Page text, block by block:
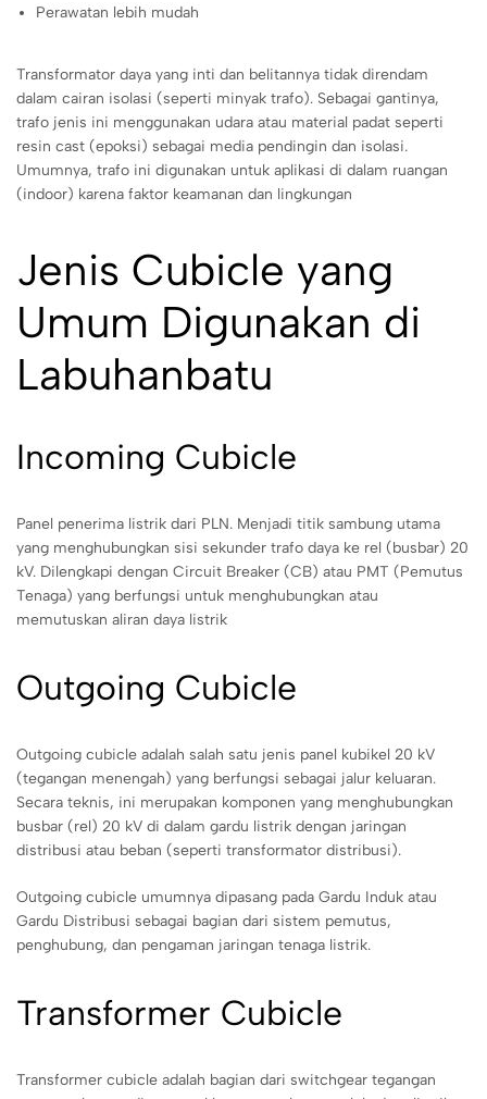
Perawatan lebih mudah
Transformator daya yang inti dan belitannya tidak direndam
dalam cairan isolasi (seperti minyak trafo). Sebagai gantinya,
trafo jenis ini menggunakan udara atau material padat seperti
resin cast (epoksi) sebagai media pendingin dan isolasi.
Umumnya, trafo ini digunakan untuk aplikasi di dalam ruangan
(indoor) karena faktor keamanan dan lingkungan
Jenis Cubicle yang
Umum Digunakan di
Labuhanbatu
Incoming Cubicle
Panel penerima listrik dari PLN. Menjadi titik sambung utama
yang menghubungkan sisi sekunder trafo daya ke rel (busbar) 20
kV. Dilengkapi dengan Circuit Breaker (CB) atau PMT (Pemutus
Tenaga) yang berfungsi untuk menghubungkan atau
memutuskan aliran daya listrik
Outgoing Cubicle
Outgoing cubicle adalah salah satu jenis panel kubikel 20 kV
(tegangan menengah) yang berfungsi sebagai jalur keluaran.
Secara teknis, ini merupakan komponen yang menghubungkan
busbar (rel) 20 kV di dalam gardu listrik dengan jaringan
distribusi atau beban (seperti transformator distribusi).
Outgoing cubicle umumnya dipasang pada Gardu Induk atau
Gardu Distribusi sebagai bagian dari sistem pemutus,
penghubung, dan pengaman jaringan tenaga listrik.
Transformer Cubicle
Transformer cubicle adalah bagian dari switchgear tegangan